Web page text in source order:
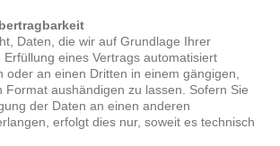
Daten, die wir auf Grundlage Ihrer
Erfüllung eines Vertrags automatisiert
oder an einen Dritten in einem gängigen,
Format aushändigen zu lassen. Sofern Sie
der Daten an einen anderen
erfolgt dies nur, soweit es technisch